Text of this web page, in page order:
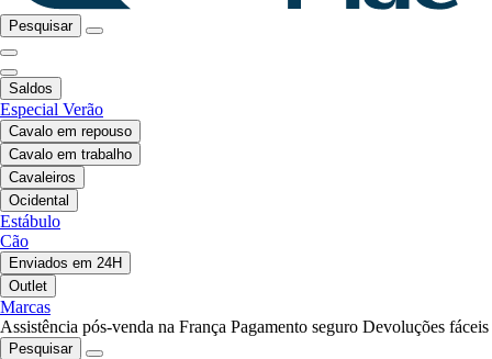
Pesquisar
Saldos
Especial Verão
Cavalo em repouso
Cavalo em trabalho
Cavaleiros
Ocidental
Estábulo
Cão
Enviados em 24H
Outlet
Marcas
Assistência pós-venda na França Pagamento seguro Devoluções fáceis
Pesquisar